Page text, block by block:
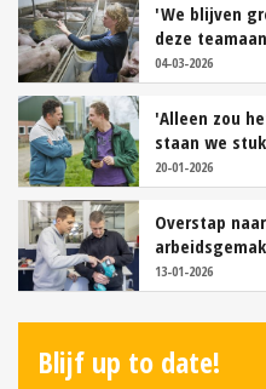
'We blijven
deze
04-03-2026
'Alleen zou
staan we
20-01-2026
Overstap
13-01-2026
Blijf up to date!